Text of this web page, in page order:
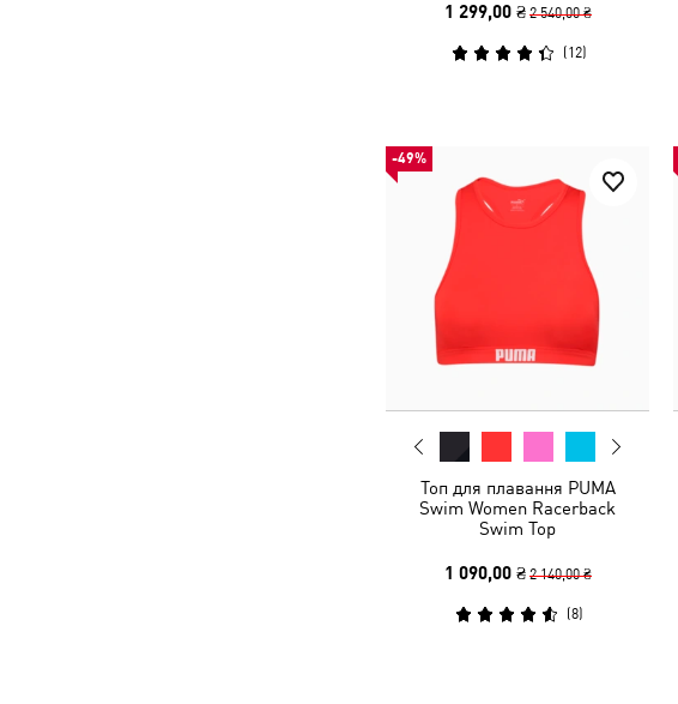
1 299,00 ₴ 2 540,00 ₴
(12)
-49%
Топ для плавання PUMA
Swim Women Racerback
Swim Top
1 090,00 ₴ 2 140,00 ₴
(8)